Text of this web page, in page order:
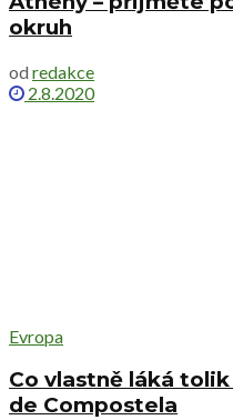
okruh
od redakce
2.8.2020
Evropa
Co vlastně láká
de Compostela